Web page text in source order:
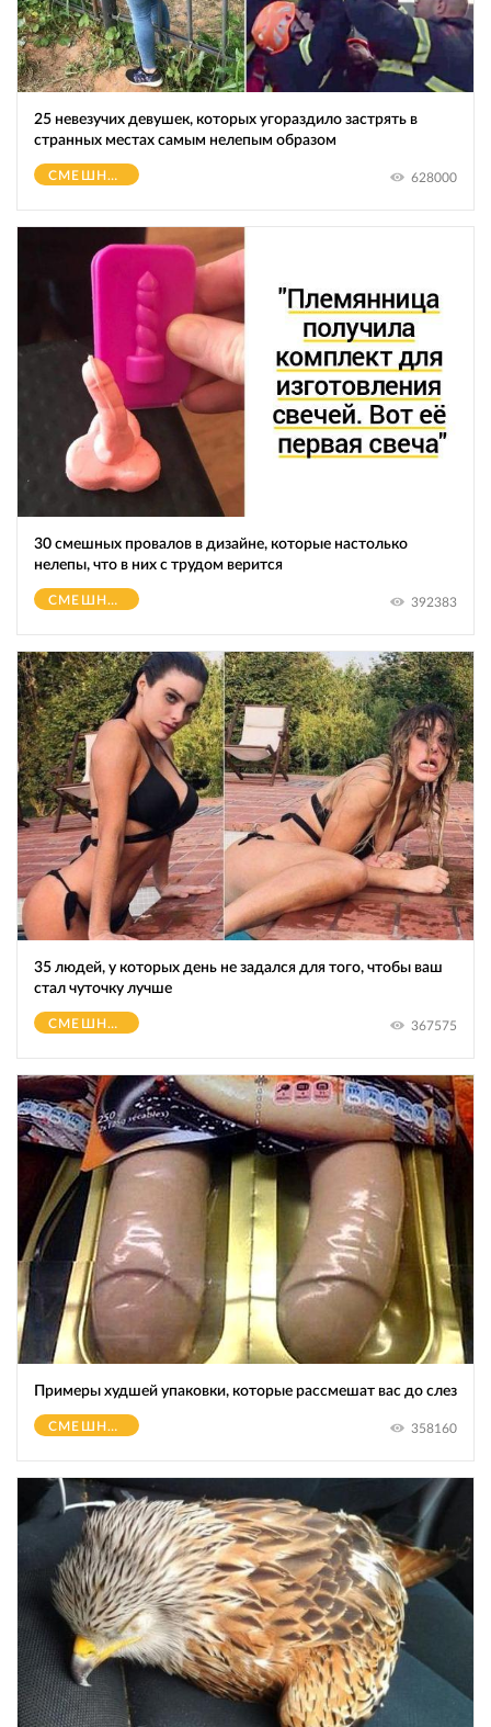
25 невезучих девушек, которых угораздило застрять в
странных местах самым нелепым образом
СМЕШНОЕ 628000
30 смешных провалов в дизайне, которые настолько
нелепы, что в них с трудом верится
СМЕШНОЕ 392383
35 людей, у которых день не задался для того, чтобы ваш
стал чуточку лучше
СМЕШНОЕ 367575
Примеры худшей упаковки, которые рассмешат вас до слез
СМЕШНОЕ 358160